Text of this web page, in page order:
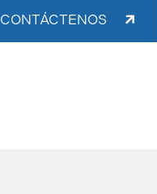
CONTÁCTENOS